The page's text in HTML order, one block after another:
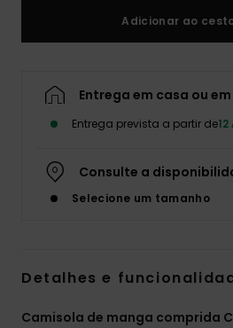
Adicionar ao
Entrega em casa ou
Entrega prevista a partir de
Consulte a
Selecione um tamanho
Detalhes e
Camisola de manga comprida